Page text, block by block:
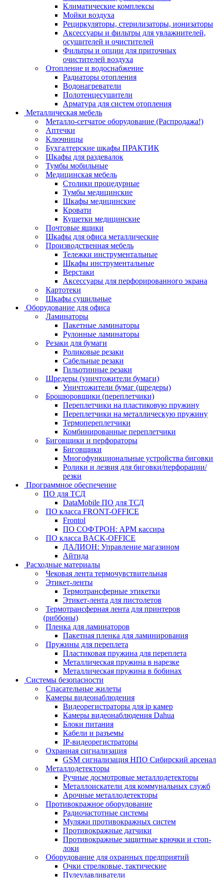
Климатические комплексы
Мойки воздуха
Рециркуляторы, стерилизаторы, ионизаторы
Аксессуары и фильтры для увлажнителей,
осушителей и очистителей
Фильтры и опции для приточных
очистителей воздуха
Отопление и водоснабжение
Радиаторы отопления
Водонагреватели
Полотенцесушители
Арматура для систем отопления
Металлическая мебель
Металло-сетчатое оборудование (Распродажа!)
Аптечки
Ключницы
Бухгалтерские шкафы ПРАКТИК
Шкафы для раздевалок
Тумбы мобильные
Медицинская мебель
Столики процедурные
Тумбы медицинские
Шкафы медицинские
Кровати
Кушетки медицинские
Почтовые ящики
Шкафы для офиса металлические
Производственная мебель
Тележки инструментальные
Шкафы инструментальные
Верстаки
Аксессуары для перфорированного экрана
Картотеки
Шкафы сушильные
Оборудование для офиса
Ламинаторы
Пакетные ламинаторы
Рулонные ламинаторы
Резаки для бумаги
Роликовые резаки
Сабельные резаки
Гильотинные резаки
Шредеры (уничтожители бумаги)
Уничтожители бумаг (шредеры)
Брошюровщики (переплетчики)
Переплетчики на пластиковую пружину
Переплетчики на металлическую пружину
Термопереплетчики
Комбинированные переплетчики
Биговщики и перфораторы
Биговщики
Многофункциональные устройства биговки
Ролики и лезвия для биговки/перфорации/
резки
Программное обеспечение
ПО для ТСД
DataMobile ПО для ТСД
ПО класса FRONT-OFFICE
Frontol
ПО СОФТРОН: АРМ кассира
ПО класса BACK-OFFICE
ДАЛИОН: Управление магазином
Айтида
Расходные материалы
Чековая лента термочувствительная
Этикет-ленты
Термотрансферные этикетки
Этикет-лента для пистолетов
Термотрансферная лента для принтеров
(риббоны)
Пленка для ламинаторов
Пакетная пленка для ламинирования
Пружины для переплета
Пластиковая пружина для переплета
Металлическая пружина в нарезке
Металлическая пружина в бобинах
Системы безопасности
Спасательные жилеты
Камеры видеонаблюдения
Видеорегистраторы для ip камер
Камеры видеонаблюдения Dahua
Блоки питания
Кабели и разъемы
IP-видеорегистраторы
Охранная сигнализация
GSM сигнализация НПО Сибирский арсенал
Металлодетекторы
Ручные досмотровые металлодетекторы
Металлоискатели для коммунальных служб
Арочные металлодетекторы
Противокражное оборудование
Радиочастотные системы
Муляжи противокражных систем
Противокражные датчики
Противокражные защитные крючки и стоп-
локи
Оборудование для охранных предприятий
Очки стрелковые, тактические
Пулеулавливатели